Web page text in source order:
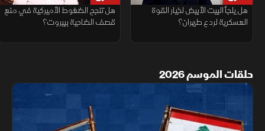
هل يلجأ البيت الأبيض لخيار القوة
العسكرية لردع طهران؟
هل تنجح الضغوط الأميركية في منع
قصف الضاحية ببيروت؟
حلقات الموسم 2026